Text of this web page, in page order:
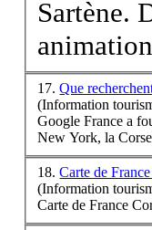
Sartène.
17.Que
(Information
Google France a
New York, laCorse
18.Carte de
(Information
Carte de France